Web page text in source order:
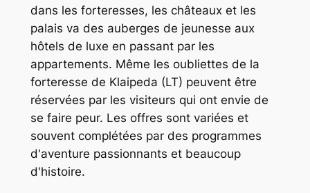
dans les forteresses, les châteaux et les
palais va des auberges de jeunesse aux
hôtels de luxe en passant par les
appartements. Même les oubliettes de la
forteresse de Klaipeda (LT) peuvent être
réservées par les visiteurs qui ont envie de
se faire peur. Les offres sont variées et
souvent complétées par des programmes
d'aventure passionnants et beaucoup
d'histoire.